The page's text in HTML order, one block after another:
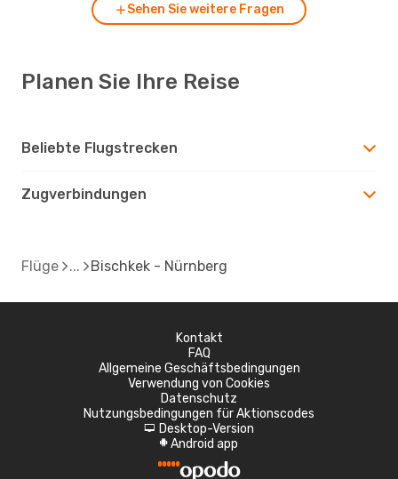
Sehen Sie weitere Fragen
Planen Sie Ihre Reise
Beliebte Flugstrecken
Zugverbindungen
Flüge Bischkek - Nürnberg
Kontakt
FAQ
Allgemeine Geschäftsbedingungen
Verwendung von Cookies
Datenschutz
Nutzungsbedingungen für Aktionscodes
d Desktop-Version
A Android app